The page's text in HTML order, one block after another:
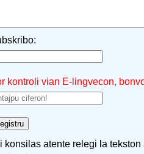
kontroli vian E-lingvecon,
konsilas atente relegi la